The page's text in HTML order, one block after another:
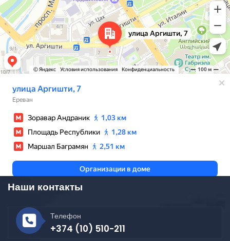
Наши контакты
Телефон
+374 (10) 510-211